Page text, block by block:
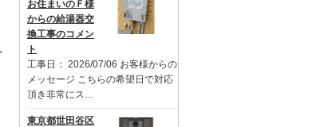
お住まいのＦ様
からの給湯器交
換工事のコメン
ト
工事日： 2026/07/06 お客様からの
メッセージ こちらの希望日で対応
頂き非常にス…
東京都世田谷区